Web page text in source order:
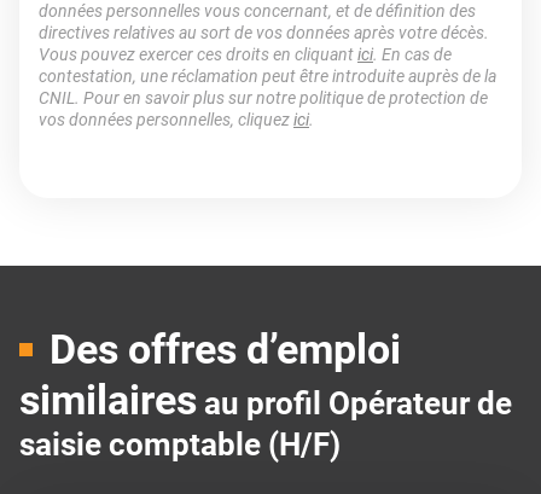
données personnelles vous concernant, et de définition des
directives relatives au sort de vos données après votre décès.
Vous pouvez exercer ces droits en cliquantici. En cas de
contestation, une réclamation peut être introduite auprès de la
CNIL. Pour en savoir plus sur notre politique de protection de
vos données personnelles, cliquezici.
Des offres d’emploi
similaires au profil Opérateur de
saisie comptable (H/F)